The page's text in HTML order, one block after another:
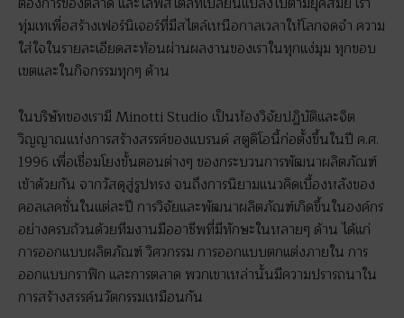
ทุ่มเทเพื่อสร้างเฟอร์นิเจอร์ที่มีสไตล์เหนือกาลเวลาให้โลกจดจำ ความ
ใส่ใจในรายละเอียดสะท้อนผ่านผลงานของเราในทุกแง่มุม ทุกขอบ
เขตและในกิจกรรมทุกๆ ด้าน
ในบริษัทของเรามี Minotti Studio เป็นห้องวิจัยปฏิบัติและจิต
วิญญาณแห่งการสร้างสรรค์ของแบรนด์ สตูดิโอนี้ก่อตั้งขึ้นในปี ค.ศ.
1996 เพื่อเชื่อมโยงขั้นตอนต่างๆ ของกระบวนการพัฒนาผลิตภัณฑ์
เข้าด้วยกัน จากวัสดุสู่รูปทรง จนถึงการนิยามแนวคิดเบื้องหลังของ
คอลเลคชั่นในแต่ละปี การวิจัยและพัฒนาผลิตภัณฑ์เกิดขึ้นในองค์กร
อย่างครบถ้วนด้วยทีมงานมืออาชีพที่มีทักษะในหลายๆ ด้าน ได้แก่
การออกแบบผลิตภัณฑ์ วิศวกรรม การออกแบบตกแต่งภายใน การ
ออกแบบกราฟิก และการตลาด พวกเขาเหล่านั้นมีความปรารถนาใน
การสร้างสรรค์นวัตกรรมเหมือนกัน